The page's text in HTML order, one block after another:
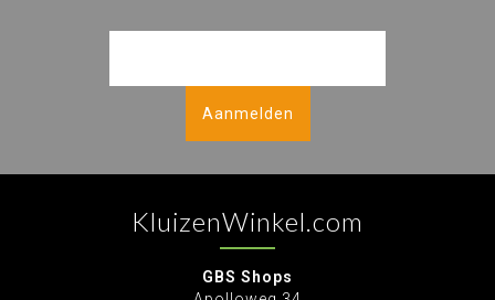
Aanmelden
KluizenWinkel.com
GBS Shops